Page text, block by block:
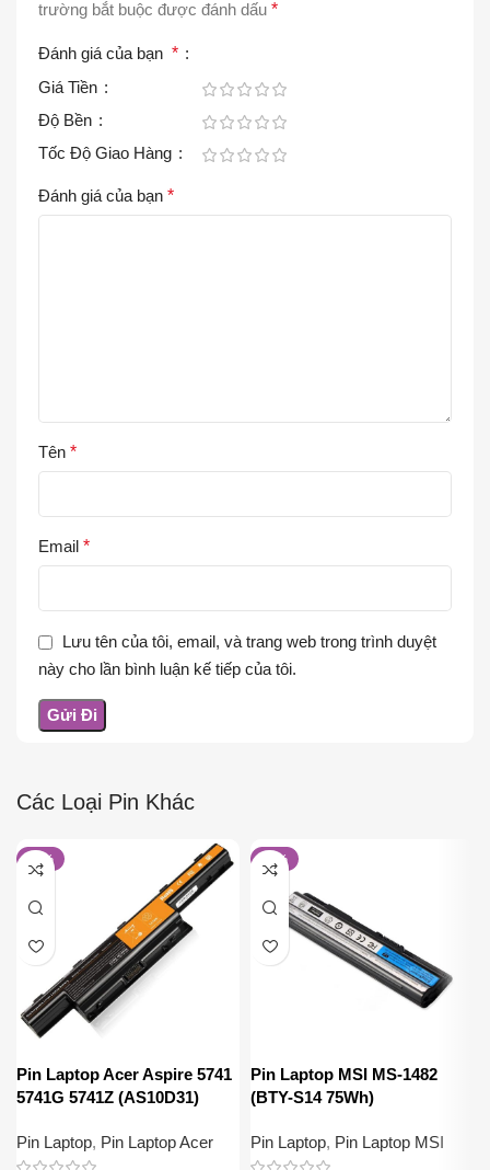
trường bắt buộc được đánh dấu *
Đánh giá của bạn *
Giá Tiền
Độ Bền
Tốc Độ Giao Hàng
Đánh giá của bạn *
Tên *
Email *
Lưu tên của tôi, email, và trang web trong trình duyệt
này cho lần bình luận kế tiếp của tôi.
Các Loại Pin Khác
-22%
Pin Laptop Acer Aspire 5741
5741G 5741Z (AS10D31)
Pin Laptop, Pin Laptop Acer
-40%
Pin Laptop MSI MS-1482
(BTY-S14 75Wh)
Pin Laptop, Pin Laptop MSI